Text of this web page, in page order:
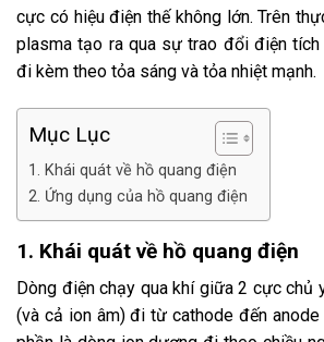
cực có hiệu điện thế không lớn. Trên
plasma tạo ra qua sự trao đổi điện
đi kèm theo tỏa sáng và tỏa nhiệt mạnh.
Mục Lục
1. Khái quát về hồ quang điện
2. Ứng dụng của hồ quang điện
1. Khái quát về hồ quang điện
Dòng điện chạy qua khí giữa 2 cực chủ
(và cả ion âm) đi từ cathode đến